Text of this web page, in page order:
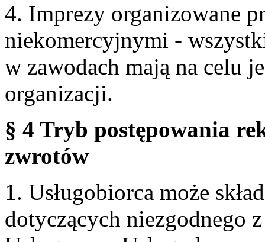
4. Imprezy organizowane
niekomercyjnymi -
w zawodach mają na celu
organizacji.
§ 4 Tryb postępowania
zwrotów
1. Usługobiorca może
dotyczących niezgodnego